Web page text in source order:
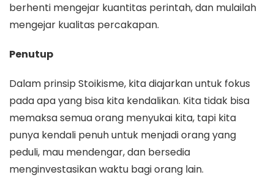
berhenti mengejar kuantitas perintah, dan mulailah
mengejar kualitas percakapan.
Penutup
Dalam prinsip Stoikisme, kita diajarkan untuk fokus
pada apa yang bisa kita kendalikan. Kita tidak bisa
memaksa semua orang menyukai kita, tapi kita
punya kendali penuh untuk menjadi orang yang
peduli, mau mendengar, dan bersedia
menginvestasikan waktu bagi orang lain.